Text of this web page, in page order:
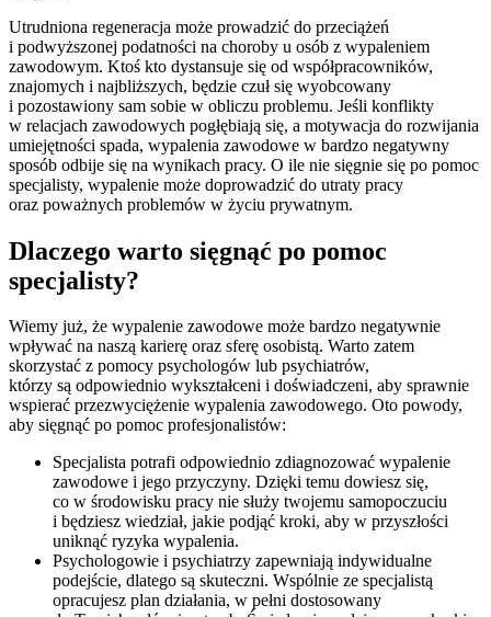
Utrudniona regeneracja może prowadzić do przeciążeń
i podwyższonej podatności na choroby u osób z wypaleniem
zawodowym. Ktoś kto dystansuje się od współpracowników,
znajomych i najbliższych, będzie czuł się wyobcowany
i pozostawiony sam sobie w obliczu problemu. Jeśli konflikty
w relacjach zawodowych pogłębiają się, a motywacja do rozwijania
umiejętności spada, wypalenia zawodowe w bardzo negatywny
sposób odbije się na wynikach pracy. O ile nie sięgnie się po pomoc
specjalisty, wypalenie może doprowadzić do utraty pracy
oraz poważnych problemów w życiu prywatnym.
Dlaczego warto sięgnąć po pomoc
specjalisty?
Wiemy już, że wypalenie zawodowe może bardzo negatywnie
wpływać na naszą karierę oraz sferę osobistą. Warto zatem
skorzystać z pomocy psychologów lub psychiatrów,
którzy są odpowiednio wykształceni i doświadczeni, aby sprawnie
wspierać przezwyciężenie wypalenia zawodowego. Oto powody,
aby sięgnąć po pomoc profesjonalistów:
Specjalista potrafi odpowiednio zdiagnozować wypalenie
zawodowe i jego przyczyny. Dzięki temu dowiesz się,
co w środowisku pracy nie służy twojemu samopoczuciu
i będziesz wiedział, jakie podjąć kroki, aby w przyszłości
uniknąć ryzyka wypalenia.
Psychologowie i psychiatrzy zapewniają indywidualne
podejście, dlatego są skuteczni. Wspólnie ze specjalistą
opracujesz plan działania, w pełni dostosowany